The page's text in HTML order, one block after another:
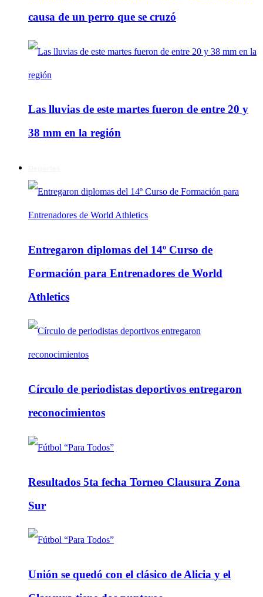
causa de un perro que se cruzó
Las lluvias de este martes fueron de entre 20 y
38 mm en la región
Entregaron diplomas del 14º Curso de
Formación para Entrenadores de World
Athletics
Círculo de periodistas deportivos entregaron
reconocimientos
Resultados 5ta fecha Torneo Clausura Zona
Sur
Unión se quedó con el clásico de Alicia y el